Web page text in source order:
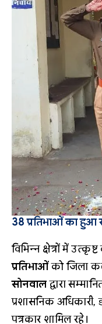
38 प्रतिभाओं का हुआ
विभिन्न क्षेत्रों में
प्रतिभाओंको जिला
सोनवालद्वारा
प्रशासनिक
पत्रकार शामिल रहे।